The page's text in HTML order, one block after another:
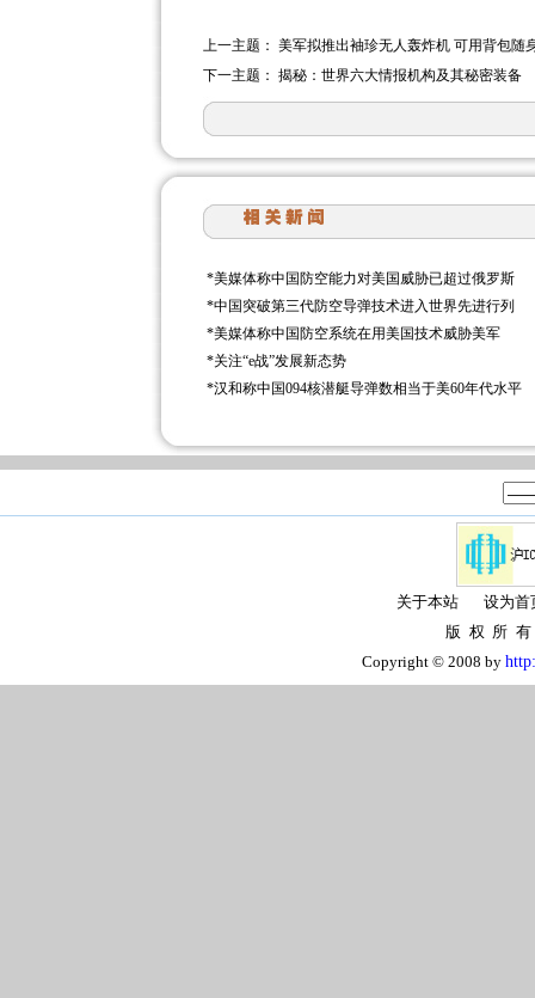
上一主题： 美军拟推出袖珍无人轰炸机 可用背包随
下一主题： 揭秘：世界六大情报机构及其秘密装备
*美媒体称中国防空能力对美国威胁已超过俄罗斯
*中国突破第三代防空导弹技术进入世界先进行列
*美媒体称中国防空系统在用美国技术威胁美军
*关注“e战”发展新态势
*汉和称中国094核潜艇导弹数相当于美60年代水平